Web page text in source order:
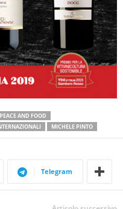
AND FOOD
MICHELE PINTO
Telegram